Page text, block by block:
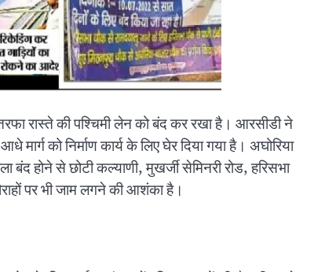
रास्ते की पश्चिमी लेन को बंद कर रखा है। आरसीडी ने
को निर्माण कार्य के लिए घेर दिया गया है। अघोरिया
बंद होने से छोटी कल्याणी, मुखर्जी सेमिनरी रोड, हरिसभा
पर भी जाम लगने की आशंका है।